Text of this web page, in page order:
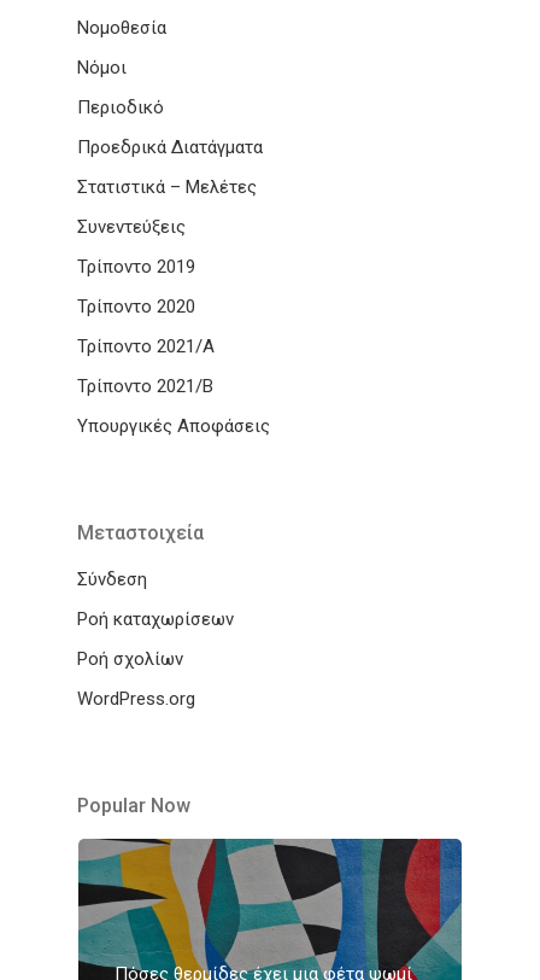
Νομοθεσία
Νόμοι
Περιοδικό
Προεδρικά Διατάγματα
Στατιστικά – Μελέτες
Συνεντεύξεις
Τρίποντο 2019
Τρίποντο 2020
Τρίποντο 2021/Α
Τρίποντο 2021/Β
Υπουργικές Αποφάσεις
Μεταστοιχεία
Σύνδεση
Ροή καταχωρίσεων
Ροή σχολίων
WordPress.org
Popular Now
Πόσες θερμίδες έχει μια φέτα ψωμί